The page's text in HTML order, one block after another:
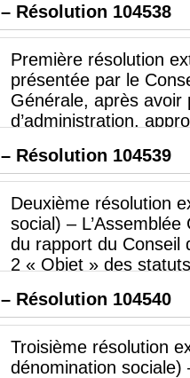
– Résolution 104538
Première résolution
présentée par le
Générale, après avoir
d’administration,
rapport.
– Résolution 104539
Deuxième résolution
social) –
du rapport du Conseil
2 « Objet » des
La Société a pour
directement ou
- L’exercice de toutes
services financiers ou
– Résolution 104540
Troisième résolution
dénomination sociale)